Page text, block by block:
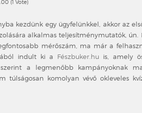
(1 Vote)
kezdünk egy ügyfelünkkel, akkor az
alkalmas teljesítménymutatók, ún.
mérőszám, ma már a
indult ki a Fészbuker.hu is, amely
a legmenőbb kampányoknak
túlságosan komolyan vévő okleveles